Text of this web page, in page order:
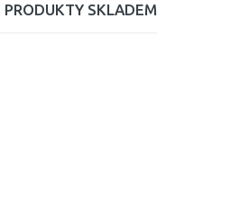
SKLADEM